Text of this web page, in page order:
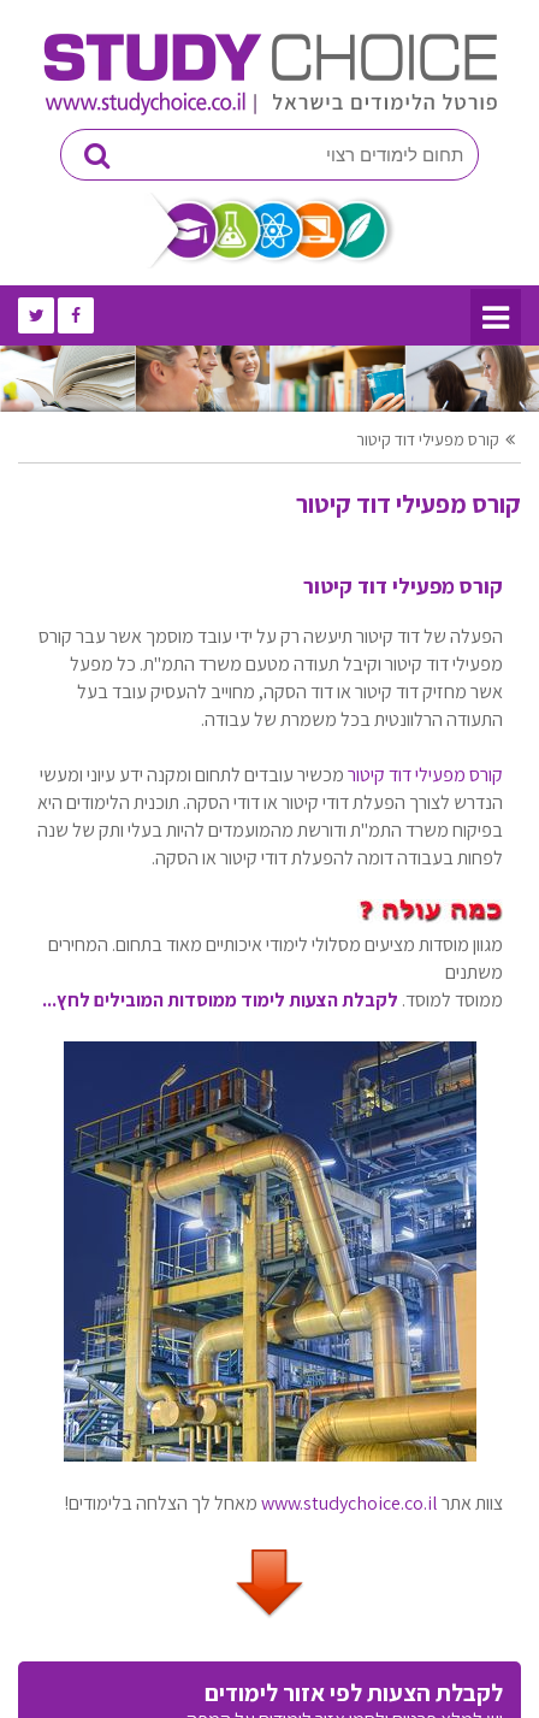
קורס מפעילי דוד קיטור
קורס מפעילי דוד קיטור
קורס מפעילי דוד קיטור
הפעלה של דוד קיטור תיעשה רק על ידי עובד מוסמך אשר עבר קורס
מפעילי דוד קיטור וקיבל תעודה מטעם משרד התמ"ת. כל מפעל
אשר מחזיק דוד קיטור או דוד הסקה, מחוייב להעסיק עובד בעל
התעודה הרלוונטית בכל משמרת של עבודה.
קורס מפעילי דוד קיטורמכשיר עובדים לתחום ומקנה ידע עיוני ומעשי
הנדרש לצורך הפעלת דודי קיטור או דודי הסקה. תוכנית הלימודים היא
בפיקוח משרד התמ"ת ודורשת מהמועמדים להיות בעלי ותק של שנה
לפחות בעבודה דומה להפעלת דודי קיטור או הסקה.
מגוון מוסדות מציעים מסלולי לימודי איכותיים מאוד בתחום. המחירים
משתנים
ממוסד למוסד. לקבלת הצעות לימוד ממוסדות המובילים לחץ...
צוות אתרwww.studychoice.co.ilמאחל לך הצלחה בלימודים!
לקבלת הצעות לפי אזור לימודים